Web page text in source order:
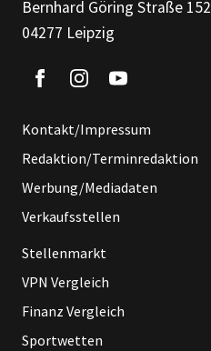
Bernhard Göring Straße 152
04277 Leipzig
Kontakt/Impressum
Redaktion/Terminredaktion
Werbung/Mediadaten
Verkaufsstellen
Stellenmarkt
VPN Vergleich
Finanz Vergleich
Sportwetten